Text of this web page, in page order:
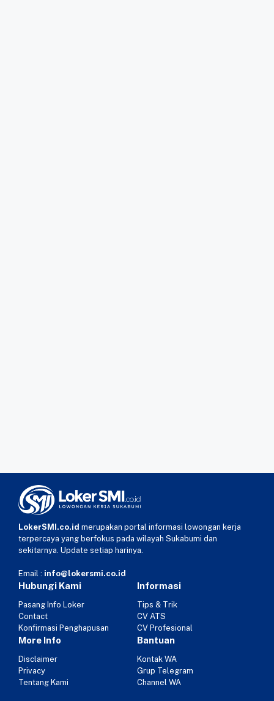
LokerSMI.co.id merupakan portal informasi lowongan kerja
terpercaya yang berfokus pada wilayah Sukabumi dan
sekitarnya. Update setiap harinya.
Email : info@lokersmi.co.id
Hubungi Kami
Pasang Info Loker
Contact
Konfirmasi Penghapusan
Informasi
Tips & Trik
CV ATS
CV Profesional
More Info
Disclaimer
Privacy
Tentang Kami
Bantuan
Kontak WA
Grup Telegram
Channel WA